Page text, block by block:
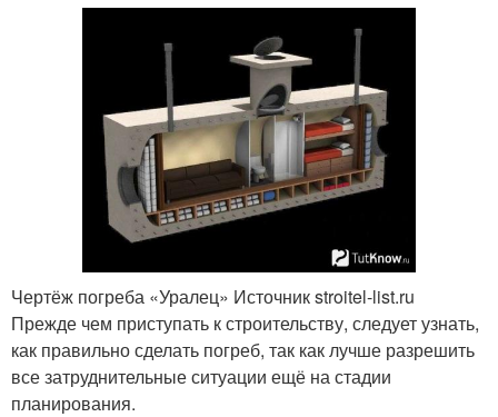
Чертёж погреба «Уралец» Источник stroitel-list.ru
Прежде чем приступать к строительству, следует узнать,
как правильно сделать погреб, так как лучше разрешить
все затруднительные ситуации ещё на стадии
планирования.